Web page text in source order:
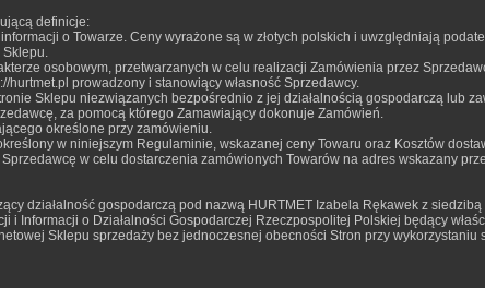
definicje:
o Towarze. Ceny wyrażone są w złotych polskich i uwzględniają
Sklepu.
osobowym, przetwarzanych w celu realizacji Zamówienia przez
prowadzony i stanowiący własność Sprzedawcy.
Sklepu niezwiązanych bezpośrednio z jej działalnością gospodarczą lub
za pomocą którego Zamawiający dokonuje Zamówień.
określone przy zamówieniu.
w niniejszym Regulaminie, wskazanej ceny Towaru oraz Kosztów
w celu dostarczenia zamówionych Towarów na adres wskazany
działalność gospodarczą pod nazwą HURTMET Izabela Rękawek z
Informacji o Działalności Gospodarczej Rzeczpospolitej Polskiej będący
Sklepu sprzedaży bez jednoczesnej obecności Stron przy wykorzystaniu